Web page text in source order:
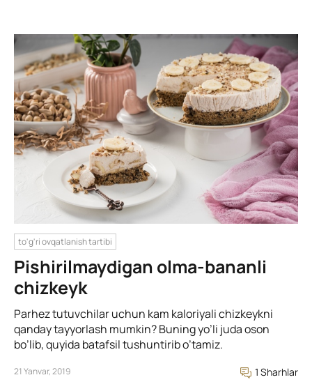
to'g'ri ovqatlanish tartibi
Pishirilmaydigan olma-bananli
chizkeyk
Parhez tutuvchilar uchun kam kaloriyali chizkeykni
qanday tayyorlash mumkin? Buning yo’li juda oson
bo’lib, quyida batafsil tushuntirib o’tamiz.
21 Yanvar, 2019 1 Sharhlar